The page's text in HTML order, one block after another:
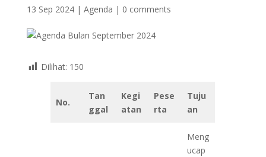
13 Sep 2024| Agenda | 0 comments
Dilihat: 150
No.
Tan
ggal
Kegi
atan
Pese
rta
Tuju
an
Meng
ucap